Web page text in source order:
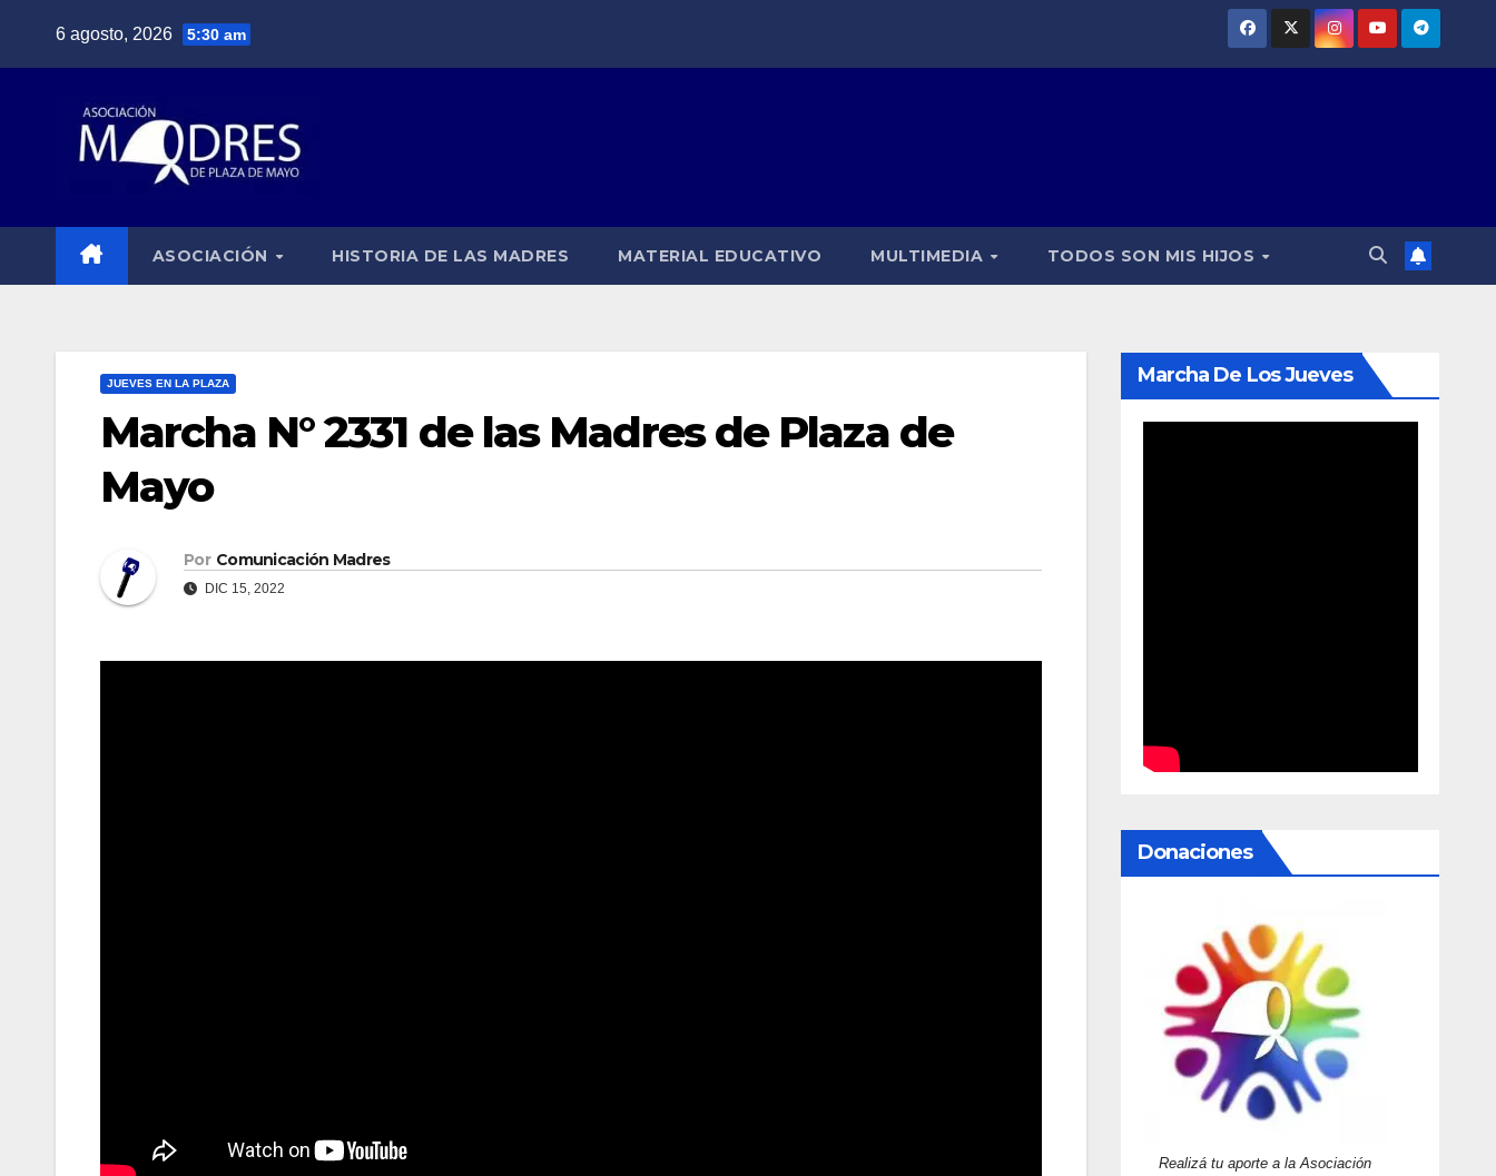
6 agosto, 2026 5:30 am
ASOCIACIÓN HISTORIA DE LAS MADRES MATERIAL EDUCATIVO MULTIMEDIA TODOS SON MIS HIJOS
JUEVES EN LA PLAZA
Marcha N° 2331 de las Madres de Plaza de
Mayo
Por Comunicación Madres
DIC 15, 2022
Marcha De Los Jueves
Donaciones
Realizá tu aporte a la Asociación